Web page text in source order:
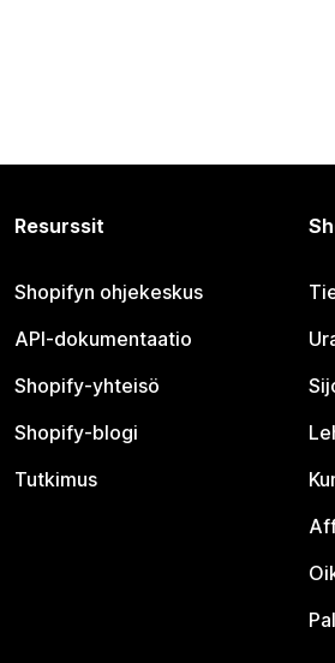
Resurssit
Shopifyn ohjekeskus
API-dokumentaatio
Shopify-yhteisö
Shopify-blogi
Tutkimus